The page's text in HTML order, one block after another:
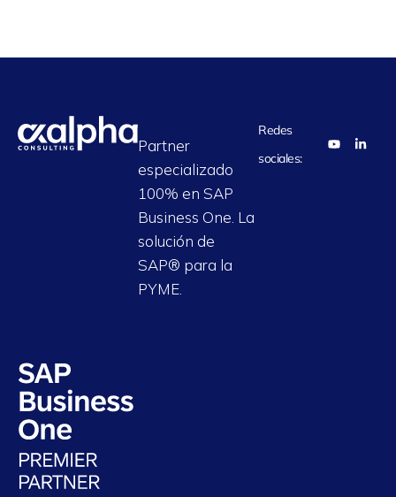
Partner
especializado
100% en SAP
Business One. La
solución de
SAP® para la
PYME.
Redes
sociales: